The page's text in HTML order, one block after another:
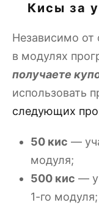
Кисы за
Независимо от
в модулях
получаете
использовать
следующих
50 кис —
модуля;
500 кис —
1-го модуля;